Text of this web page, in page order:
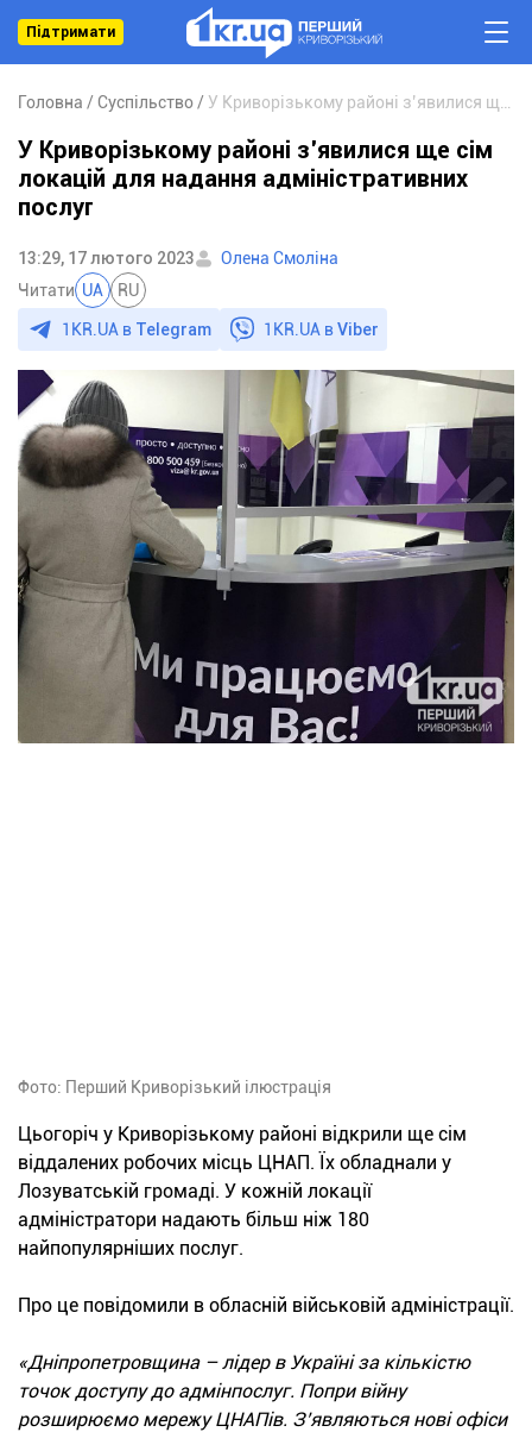
Підтримати
Головна Суспільство
У Криворізькому районі з’явилися ще сім
локацій для надання адміністративних
послуг
13:29, 17 лютого 2023
Олена Смоліна
Читати UA RU
1KR.UA в Telegram 1KR.UA вViber
Фото: Перший Криворізький ілюстрація
Цьогоріч у Криворізькому районі відкрили ще сім
віддалених робочих місць ЦНАП. Їх обладнали у
Лозуватській громаді. У кожній локації
адміністратори надають більш ніж 180
найпопулярніших послуг.
Про це повідомили в обласній військовій адміністрації.
«Дніпропетровщина – лідер в Україні за кількістю
точок доступу до адмінпослуг. Попри війну
розширюємо мережу ЦНАПів. З’являються нові офіси